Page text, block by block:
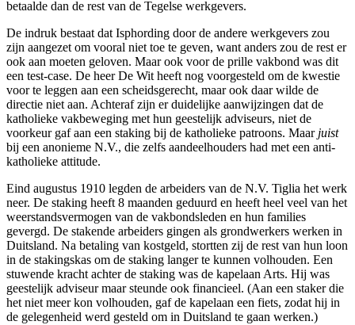
betaalde dan de rest van de Tegelse werkgevers.
De indruk bestaat dat Isphording door de andere werkgevers zou
zijn aangezet om vooral niet toe te geven, want anders zou de rest er
ook aan moeten geloven. Maar ook voor de prille vakbond was dit
een test-case. De heer De Wit heeft nog voorgesteld om de kwestie
voor te leggen aan een scheidsgerecht, maar ook daar wilde de
directie niet aan. Achteraf zijn er duidelijke aanwijzingen dat de
katholieke vakbeweging met hun geestelijk adviseurs, niet de
voorkeur gaf aan een staking bij de katholieke patroons. Maar juist
bij een anonieme N.V., die zelfs aandeelhouders had met een anti-
katholieke attitude.
Eind augustus 1910 legden de arbeiders van de N.V. Tiglia het werk
neer. De staking heeft 8 maanden geduurd en heeft heel veel van het
weerstandsvermogen van de vakbondsleden en hun families
gevergd. De stakende arbeiders gingen als grondwerkers werken in
Duitsland. Na betaling van kostgeld, stortten zij de rest van hun loon
in de stakingskas om de staking langer te kunnen volhouden. Een
stuwende kracht achter de staking was de kapelaan Arts. Hij was
geestelijk adviseur maar steunde ook financieel. (Aan een staker die
het niet meer kon volhouden, gaf de kapelaan een fiets, zodat hij in
de gelegenheid werd gesteld om in Duitsland te gaan werken.)